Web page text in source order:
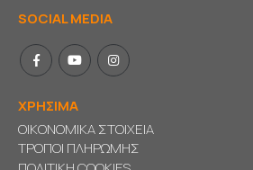
SOCIAL MEDIA
ΧΡΗΣΙΜΑ
ΟΙΚΟΝΟΜΙΚΑ ΣΤΟΙΧΕΙΑ
ΤΡΟΠΟΙ ΠΛΗΡΩΜΗΣ